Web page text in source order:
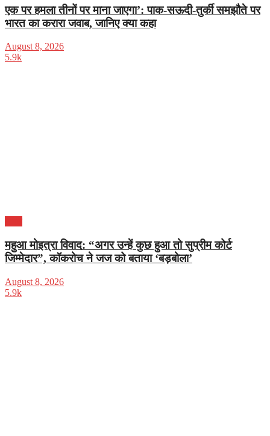
एक पर हमला तीनों पर माना जाएगा’: पाक-सऊदी-तुर्की समझौते पर
भारत का करारा जवाब, जानिए क्या कहा
August 8, 2026
5.9k
महुआ मोइत्रा विवाद: “अगर उन्हें कुछ हुआ तो सुप्रीम कोर्ट
जिम्मेदार”, कॉकरोच ने जज को बताया ‘बड़बोला’
August 8, 2026
5.9k